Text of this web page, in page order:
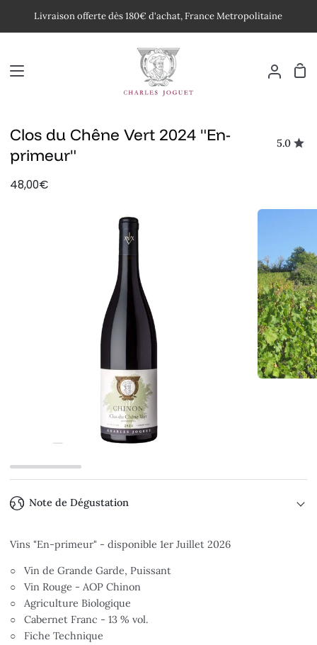
Livraison offerte dès 180€ d'achat, France Metropolitaine
Mon
Clos du Chêne Vert 2024 "En-
primeur"
5.0
48,00€
Note de Dégustation
Vins "En-primeur" - disponible 1er Juillet 2026
○ Vin de Grande Garde, Puissant
○ Vin Rouge - AOP Chinon
○ Agriculture Biologique
○ Cabernet Franc - 13 % vol.
○ Fiche Technique